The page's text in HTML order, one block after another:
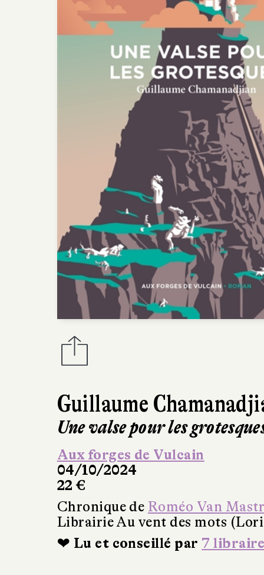
Guillaume
Une valse pour les
Aux forges de Vulcain
04/10/2024
22 €
Chronique de Roméo Van
Librairie Au vent des mots
❤ Lu et conseillé par 7